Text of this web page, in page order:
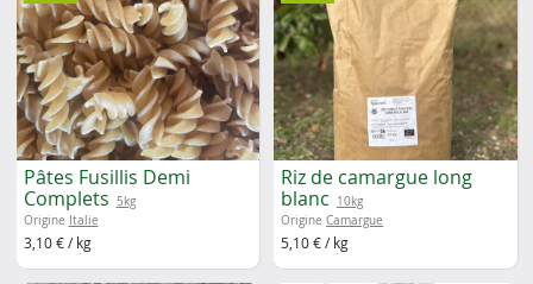
Pâtes Fusillis Demi
Complets
5kg
Origine Italie
3,10 € / kg
Riz de camargue long
blanc
10kg
Origine Camargue
5,10 € / kg